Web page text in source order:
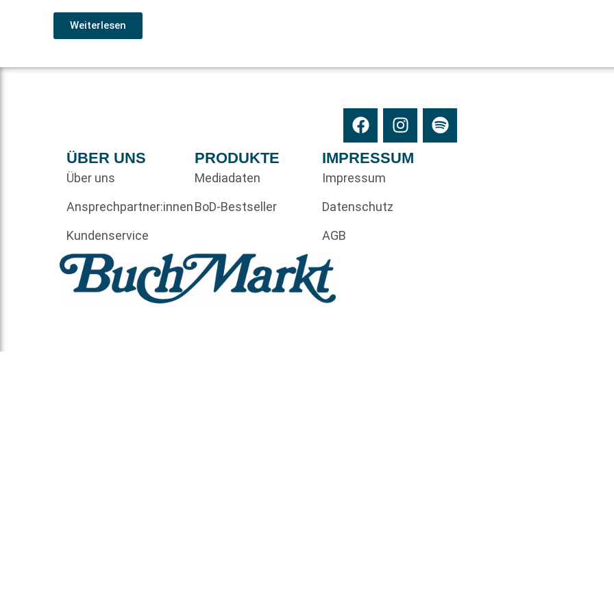
Weiterlesen
ÜBER UNS
Über uns
Ansprechpartner:innen
Kundenservice
PRODUKTE
Mediadaten
BoD-Bestseller
IMPRESSUM
Impressum
Datenschutz
AGB